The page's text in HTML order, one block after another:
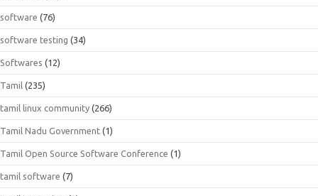
software (76)
software testing (34)
Softwares (12)
Tamil (235)
tamil linux community (266)
Tamil Nadu Government (1)
Tamil Open Source Software Conference (1)
tamil software (7)